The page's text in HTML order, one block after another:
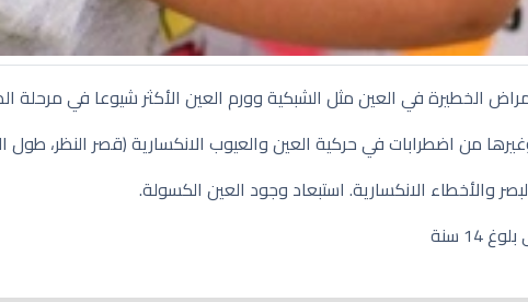
الخطيرة في العين مثل الشبكية وورم العين الأكثر شيوعا في
للاطفال